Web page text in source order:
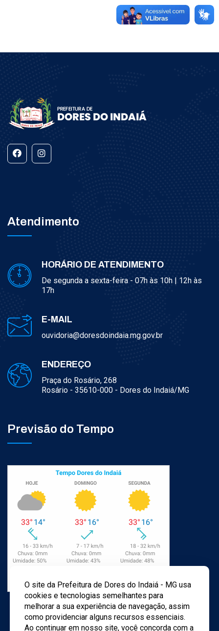
Atendimento
HORÁRIO DE ATENDIMENTO
De segunda a sexta-feira - 07h às 10h | 12h às
17h
E-MAIL
ouvidoria@doresdoindaia.mg.gov.br
ENDEREÇO
Praça do Rosário, 268
Rosário - 35610-000 - Dores do Indaiá/MG
Previsão do Tempo
O site da Prefeitura de Dores do Indaiá - MG usa
cookies e tecnologias semelhantes para
melhorar a sua experiência de navegação, assim
como providenciar alguns recursos essenciais.
Ao continuar em nosso site, você concorda com a